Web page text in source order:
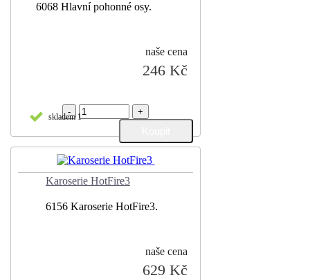
6068 Hlavní pohonné osy.
naše cena
246 Kč
skladem 1
- +
Karoserie HotFire3
6156 Karoserie HotFire3.
naše cena
629 Kč